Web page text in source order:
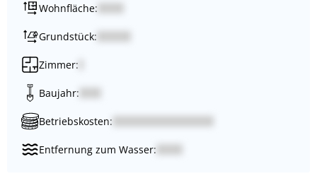
Wohnfläche:
Grundstück:
Zimmer:
Baujahr:
Betriebskosten:
Entfernung zum Wasser: